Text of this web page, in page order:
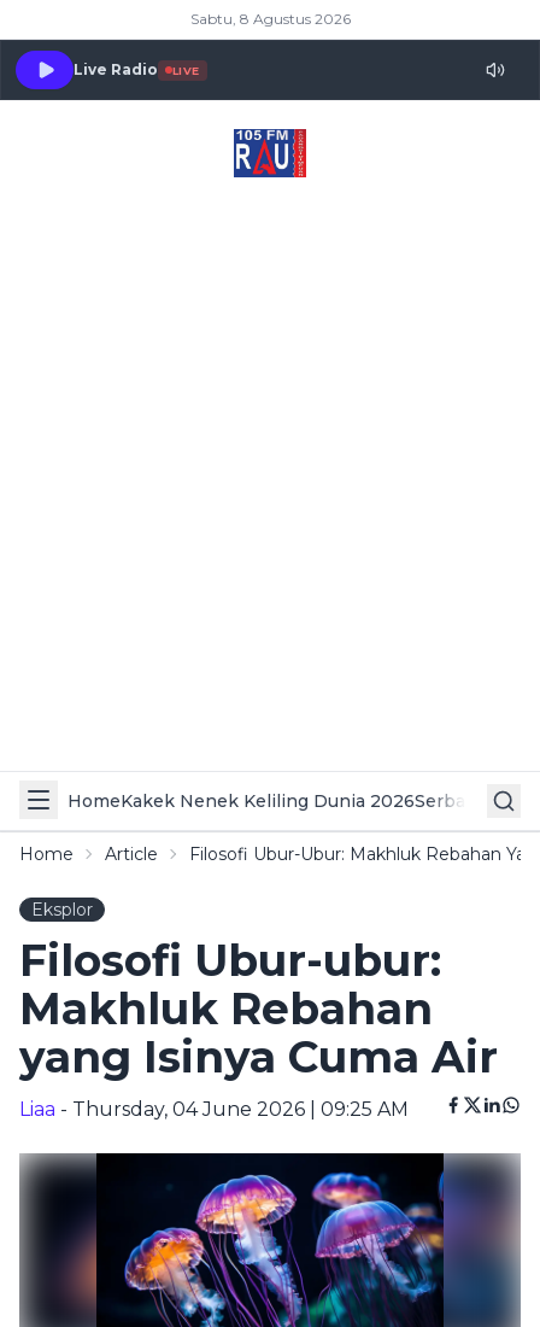
Sabtu, 8 Agustus 2026
Live Radio LIVE
HomeKakek Nenek Keliling Dunia 2026Serba Serbi
Home Article Filosofi Ubur-Ubur: Makhluk Rebahan
Eksplor
Filosofi Ubur-ubur:
Makhluk Rebahan
yang Isinya Cuma Air
Liaa - Thursday, 04 June 2026 | 09:25 AM